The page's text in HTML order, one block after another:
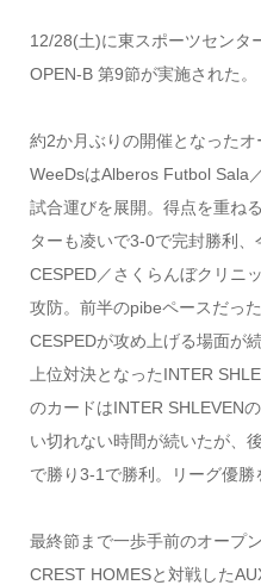
12/28(土)に東スポーツセンタ
OPEN-B 第9節が実施された。
約2か月ぶりの開催となったオ
WeeDsはAlberos Futbol Sala
試合運びを展開。得点を重ね
ターも凌いで3-0で完封勝利、
CESPED／さくらんぼクリニ
攻防。前半のpibeペースだっ
CESPEDが攻め上げる場面が
上位対決となったINTER
のカードはINTER SHLEVEN
い切れない時間が続いたが、
で勝り3-1で勝利。リーグ優勝
最終節まで一歩手前のオープン
CREST HOMESと対戦した